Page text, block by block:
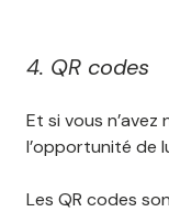
4. QR codes
Et si vous n’avez
l’opportunité de
Les QR codes